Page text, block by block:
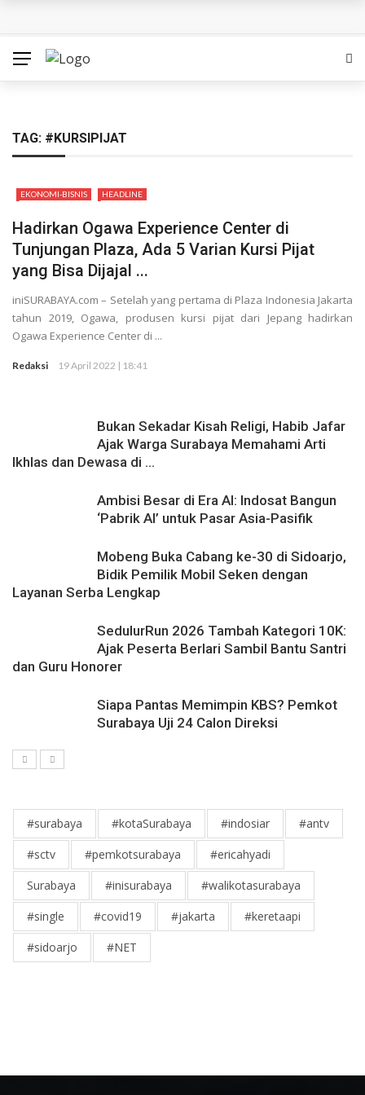
Surabaya Memahami Arti Ikhlas dan Dewasa di Film ‘Seni
Mobeng Buka Cabang ke-30 di Sidoarjo, Bidik Pemilik
Mobil Seken dengan Layanan Serba Lengkap
SedulurRun 2026 Tambah Kategori 10K: Ajak Peserta
Berlari Sambil Bantu Santri dan Guru Honorer
TAG: #KURSIPIJAT
EKONOMI-BISNIS HEADLINE
Hadirkan Ogawa Experience Center di
Tunjungan Plaza, Ada 5 Varian Kursi Pijat
yang Bisa Dijajal ...
iniSURABAYA.com – Setelah yang pertama di Plaza Indonesia Jakarta
tahun 2019, Ogawa, produsen kursi pijat dari Jepang hadirkan
Ogawa Experience Center di ...
Redaksi 19 April 2022 | 18:41
Bukan Sekadar Kisah Religi, Habib Jafar
Ajak Warga Surabaya Memahami Arti
Ikhlas dan Dewasa di ...
Ambisi Besar di Era AI: Indosat Bangun
‘Pabrik AI’ untuk Pasar Asia-Pasifik
Mobeng Buka Cabang ke-30 di Sidoarjo,
Bidik Pemilik Mobil Seken dengan
Layanan Serba Lengkap
SedulurRun 2026 Tambah Kategori 10K:
Ajak Peserta Berlari Sambil Bantu Santri
dan Guru Honorer
Siapa Pantas Memimpin KBS? Pemkot
Surabaya Uji 24 Calon Direksi
#surabaya #kotaSurabaya #indosiar
#antv
#sctv
#pemkotsurabaya
#ericahyadi
Surabaya
#inisurabaya
#walikotasurabaya
#single
#covid19 #jakarta
#keretaapi
#sidoarjo
#NET